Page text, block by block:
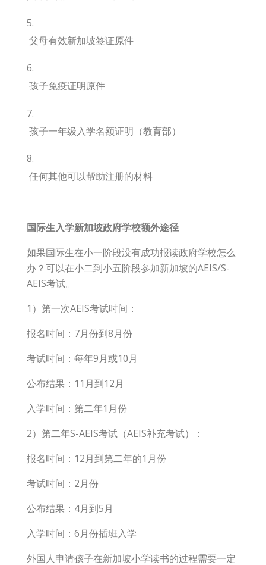
父母有效新加坡签证原件
孩子免疫证明原件
孩子一年级入学名额证明（教育部）
任何其他可以帮助注册的材料
国际生入学新加坡政府学校额外途径
如果国际生在小一阶段没有成功报读政府学校怎么
办？可以在小二到小五阶段参加新加坡的AEIS/S-
AEIS考试。
1）第一次AEIS考试时间：
报名时间：7月份到8月份
考试时间：每年9月或10月
公布结果：11月到12月
入学时间：第二年1月份
2）第二年S-AEIS考试（AEIS补充考试）：
报名时间：12月到第二年的1月份
考试时间：2月份
公布结果：4月到5月
入学时间：6月份插班入学
外国人申请孩子在新加坡小学读书的过程需要一定